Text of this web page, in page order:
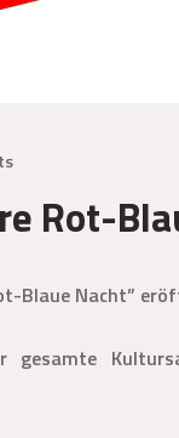
Rot-
Blaue Nacht”
gesamte